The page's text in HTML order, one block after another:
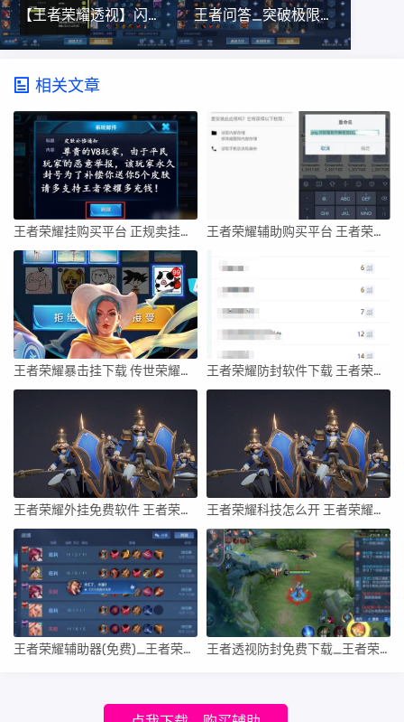
【王者荣耀透视】闪光（安卓直装） 王者问答_突破极限！最实用的王者荣耀辅助工具排行榜_王者荣耀透视辅助外挂
相关文章
王者荣耀挂购买平台 正规卖挂平台 王者荣耀辅助购买平台 王者荣耀专业卖挂平台
王者荣耀暴击挂下载 传世荣耀辅助官网 王者荣耀防封软件下载 王者荣耀外封软件
王者荣耀外挂免费软件 王者荣耀外封软件 王者荣耀科技怎么开 王者荣耀科技购买网站
王者荣耀辅助器(免费)_王者荣耀透视防封端口辅助器介绍 王者透视防封免费下载_王者荣耀透视防封辅助工具介绍